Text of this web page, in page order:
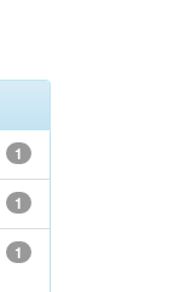
1
1
1